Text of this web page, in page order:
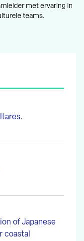
met ervaring in
teams.
of Japanese
coastal